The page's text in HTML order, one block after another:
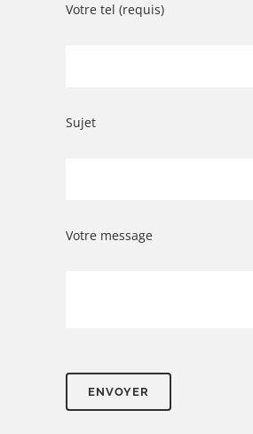
Votre tel (requis)
Sujet
Votre message